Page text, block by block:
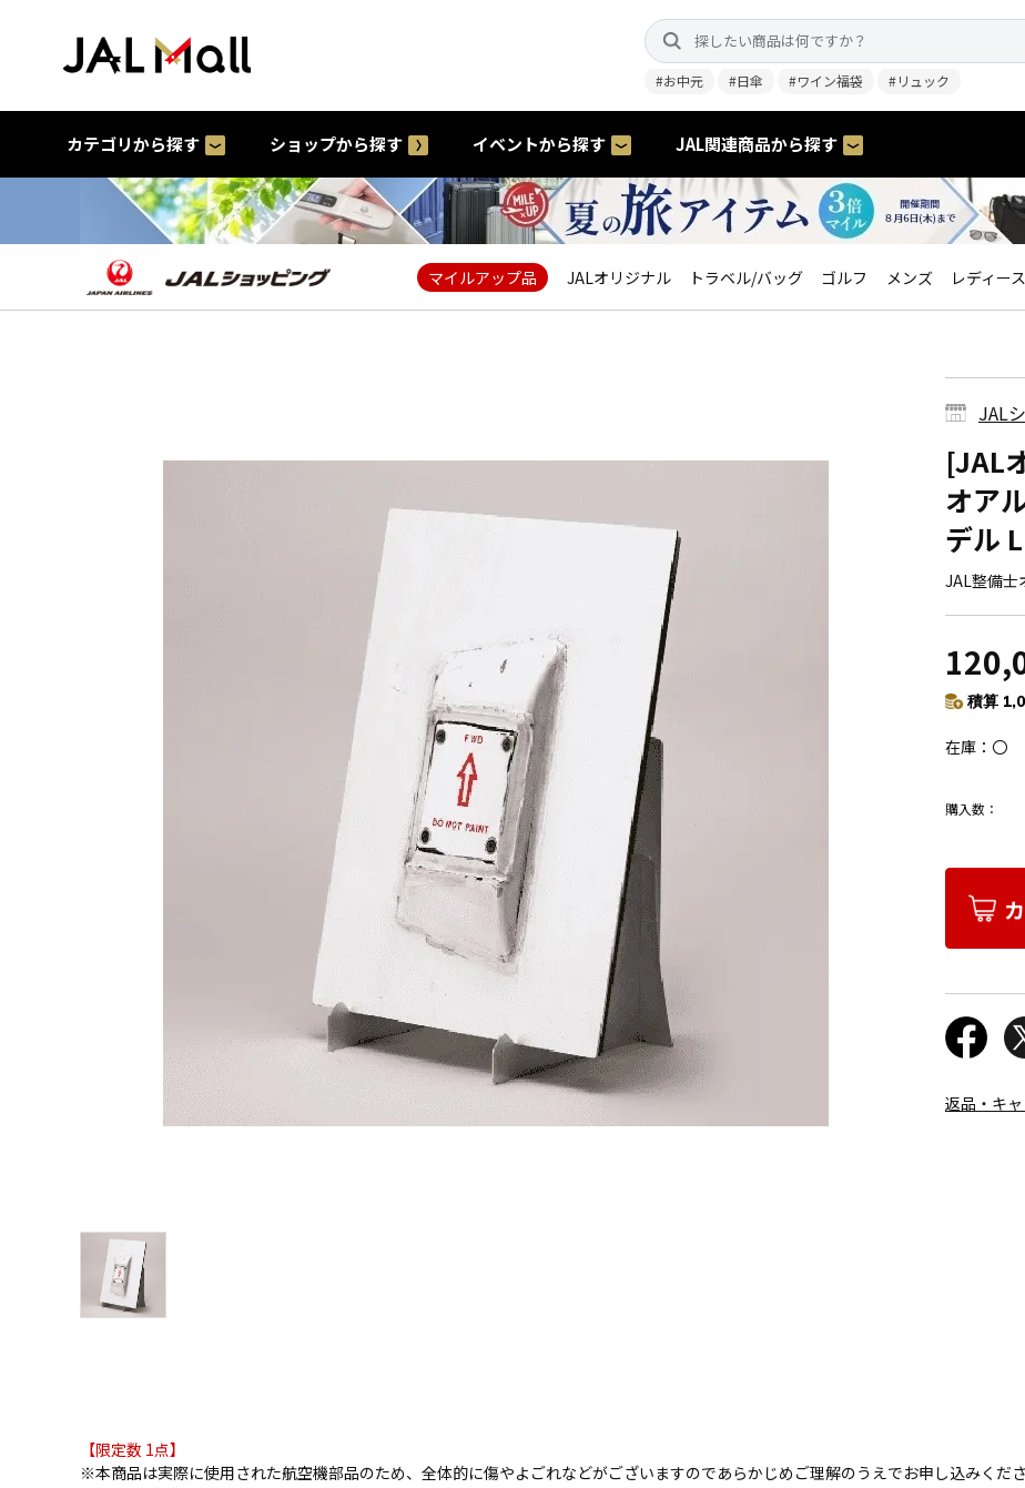
#お中元 #日傘 #ワイン福袋 #リュック
カテゴリから探す ショップから探す イベントから探す JAL関連商品から探す
マイルアップ品 JALオリジナル トラベル/バッグ ゴルフ メンズ レディース
JAL
[JAL
オア
デル
JAL整備士
積算
在庫 〇
購入数：
返品・キ
【限定数 1点】
※本商品は実際に使用された航空機部品のため、全体的に傷やよごれなどがございますのであらかじめご理解のうえでお申し込みくださ